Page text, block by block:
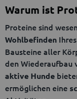
Warum ist
Proteine sind
Wohlbefinden
Bausteine aller
den Wiederaufbau
aktive Hunde
ermöglichen eine